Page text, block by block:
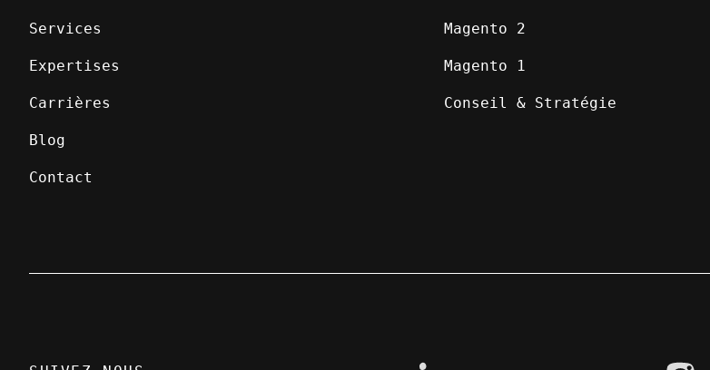
Services
Expertises
Carrières
Blog
Contact
Magento 2
Magento 1
Conseil & Stratégie